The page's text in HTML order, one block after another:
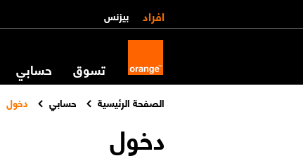
افراد بيزنس
تسوق حسابي
الصفحة الرئيسية حسابي دخول
دخول